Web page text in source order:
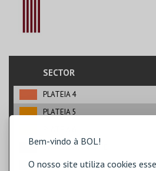
Bem-vindo à BOL!
O nosso site utiliza cookies
SECTOR
PLATEIA 4
PLATEIA 5
BANCADA A NORTE
BANCADA A SUL